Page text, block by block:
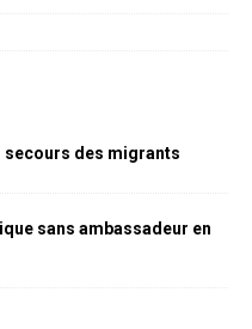
secours des migrants
sans ambassadeur en